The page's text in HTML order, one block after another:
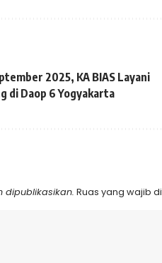
2025, KA BIAS Layani
di Daop 6 Yogyakarta
dipublikasikan. Ruas yang wajib